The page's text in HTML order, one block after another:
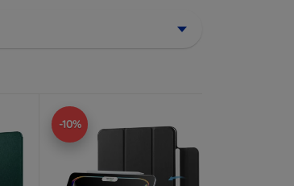
-10%